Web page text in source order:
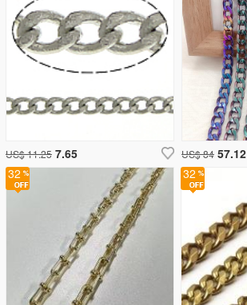
US$ 11.25 7.65 US$ 84 57.12
32
32